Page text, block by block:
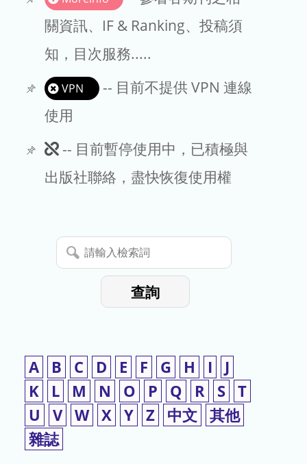
文章處理費
EndNote
關資訊、IF & Ranking、投稿須
知，目次服務.....
VPN
-- 目前不提供 VPN 連線
使用
此
期
暫
停
-- 目前暫停使用中，已積極與
出版社聯絡，盡快恢復使用權
請
輸
查詢
A B C D E F G H I
J
K
L M N O P Q R S T
U
V W X Y Z 中文 其他
雜誌